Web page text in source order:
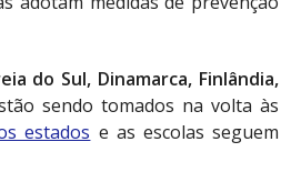
do Sul, Dinamarca, Finlândia,
sendo tomados na volta às
estados e as escolas seguem